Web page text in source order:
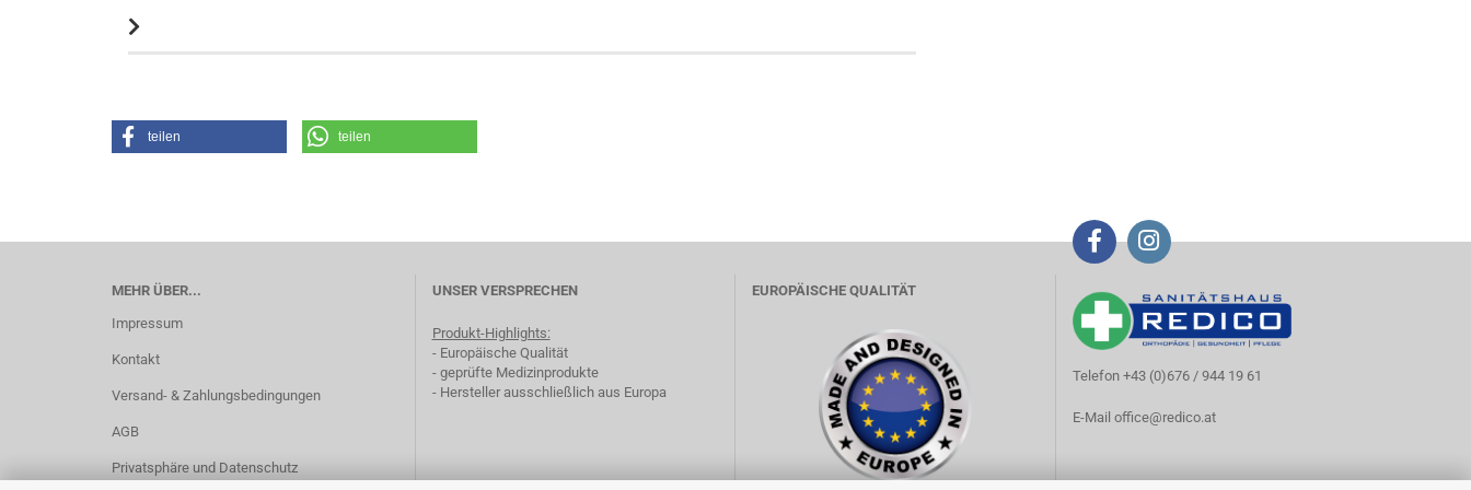
teilen teilen
MEHR ÜBER...
Impressum
Kontakt
Versand- & Zahlungsbedingungen
AGB
Privatsphäre und Datenschutz
UNSER VERSPRECHEN
Produkt-Highlights:
- Europäische Qualität
- geprüfte Medizinprodukte
- Hersteller ausschließlich aus Europa
EUROPÄISCHE QUALITÄT
Telefon +43 (0)676 / 944 19 61
E-Mail office@redico.at